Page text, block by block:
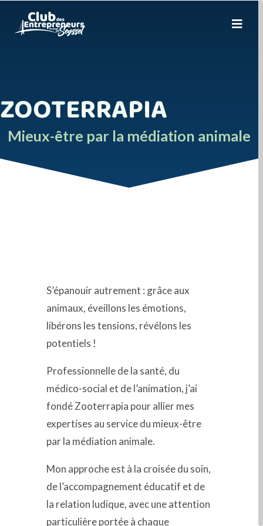
ZOOTERRAPIA
Mieux-être par la médiation animale
S’épanouir autrement : grâce aux
animaux, éveillons les émotions,
libérons les tensions, révélons les
potentiels !
Professionnelle de la santé, du
médico-social et de l’animation, j’ai
fondé Zooterrapia pour allier mes
expertises au service du mieux-être
par la médiation animale.
Mon approche est à la croisée du soin,
de l’accompagnement éducatif et de
la relation ludique, avec une attention
particulière portée à chaque